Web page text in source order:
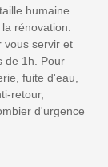
humaine
rénovation.
vous servir et
de 1h. Pour
fuite d'eau,
retour,
d'urgence